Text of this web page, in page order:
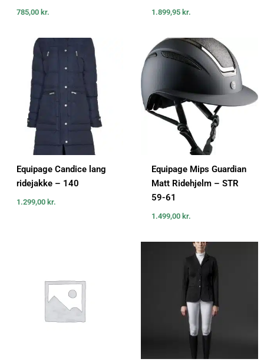
785,00 kr. 1.899,95 kr.
Equipage Candice lang
ridejakke – 140
1.299,00 kr.
Equipage Mips Guardian
Matt Ridehjelm – STR
59-61
1.499,00 kr.